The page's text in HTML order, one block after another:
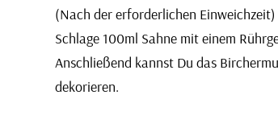
(Nach der erforderlichen Einweichzeit)
Schlage 100ml Sahne mit einem
Anschließend kannst Du das
dekorieren.